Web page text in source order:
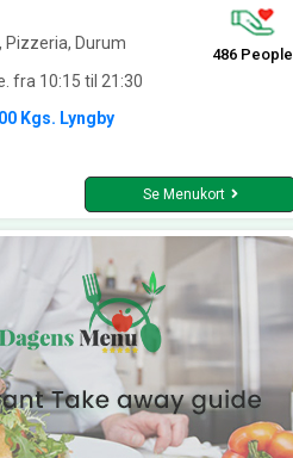
Pizzeria, Durum
fra 10:15 til 21:30
486 People
Kgs. Lyngby
Se Menukort